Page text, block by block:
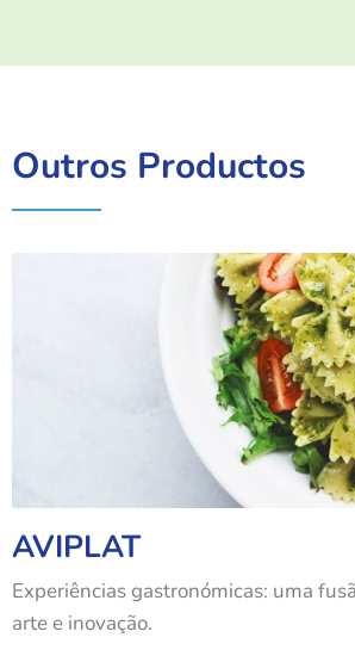
Outros Productos
AVIPLAT
Experiências gastronómicas: uma
arte e inovação.